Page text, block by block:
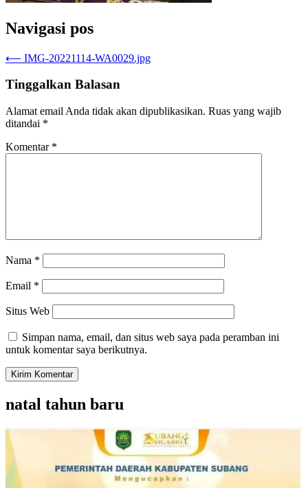
Navigasi pos
⟵ IMG-20221114-WA0029.jpg
Tinggalkan Balasan
Alamat email Anda tidak akan dipublikasikan. Ruas yang wajib
ditandai *
Komentar *
Nama *
Email *
Situs Web
Simpan nama, email, dan situs web saya pada peramban ini
untuk komentar saya berikutnya.
natal tahun baru